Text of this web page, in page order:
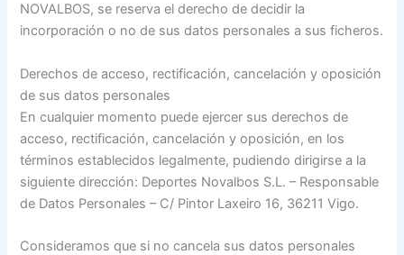
NOVALBOS, se reserva el derecho de decidir la
incorporación o no de sus datos personales a sus ficheros.
Derechos de acceso, rectificación, cancelación y oposición
de sus datos personales
En cualquier momento puede ejercer sus derechos de
acceso, rectificación, cancelación y oposición, en los
términos establecidos legalmente, pudiendo dirigirse a la
siguiente dirección: Deportes Novalbos S.L. – Responsable
de Datos Personales – C/ Pintor Laxeiro 16, 36211 Vigo.
Consideramos que si no cancela sus datos personales